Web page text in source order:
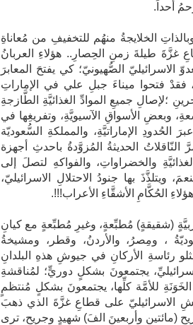
أحداً.
الخلايجةُ منهُم للتخفيفِ من مُعاناةِ
غزَّةَ طيلةَ زمنِ الحِصارِ.. هؤلاءِ العربانُ
الاسرائيليّ الصُّهيونيّ؛ كي يفتحَ المعابرَ
فتحوا ميناءَ جبلِ علي في الإماراتِ
؛لإصالِ جميعِ الموادِّ الغذائيَّةِ الطَّازجةِ
وبعضِ الأسواقِ الآسيويَّةِ، وتفريغِها في
الحُدودِ الإماراتيَّةِ، والمملكةِ السُّعوديّة
النّاقلاتُ الحديثةُ المُزوَّدةُ باحدثِ أجهزة
والخضراواتِ، والفواكهِ لتصلَ إلى
بها جنودُ الاحتلالِ الاسرائيليّ،
الحُكَّامِ الأشقَّاءِ الأعراب!!!.
(شقيقةٍ) مُطبِّعةٍ، وغيرِ مُطبِّعةٍ مع كيانِ
، ومِصرُ، والأردنُ، وقطر، ومشيخةُ
رئاسةِ الأركانِ في جيوشِ هذهِ البلدانِ
يجتمعونَ بشكلٍ دوريٍّ؛ لمُناقشةِ
للأمَّة كلِّها، يجتمعونَ بشكلٍ مُنتظمٍ
الاسرائيليّ على قطاعِ غزَّةَ الذي ذهبَ
240.000 شهيدٍ وجريحٍ (مائتينِ وأربعينَ الفَ) شهيدٍ وجريحٍ، ترى